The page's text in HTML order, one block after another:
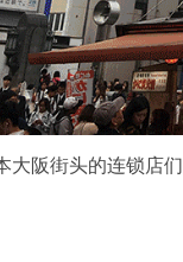
大阪街头的连锁店们